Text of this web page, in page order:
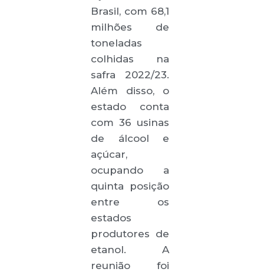
Brasil, com 68,1
milhões de
toneladas
colhidas na
safra 2022/23.
Além disso, o
estado conta
com 36 usinas
de álcool e
açúcar,
ocupando a
quinta posição
entre os
estados
produtores de
etanol. A
reunião foi